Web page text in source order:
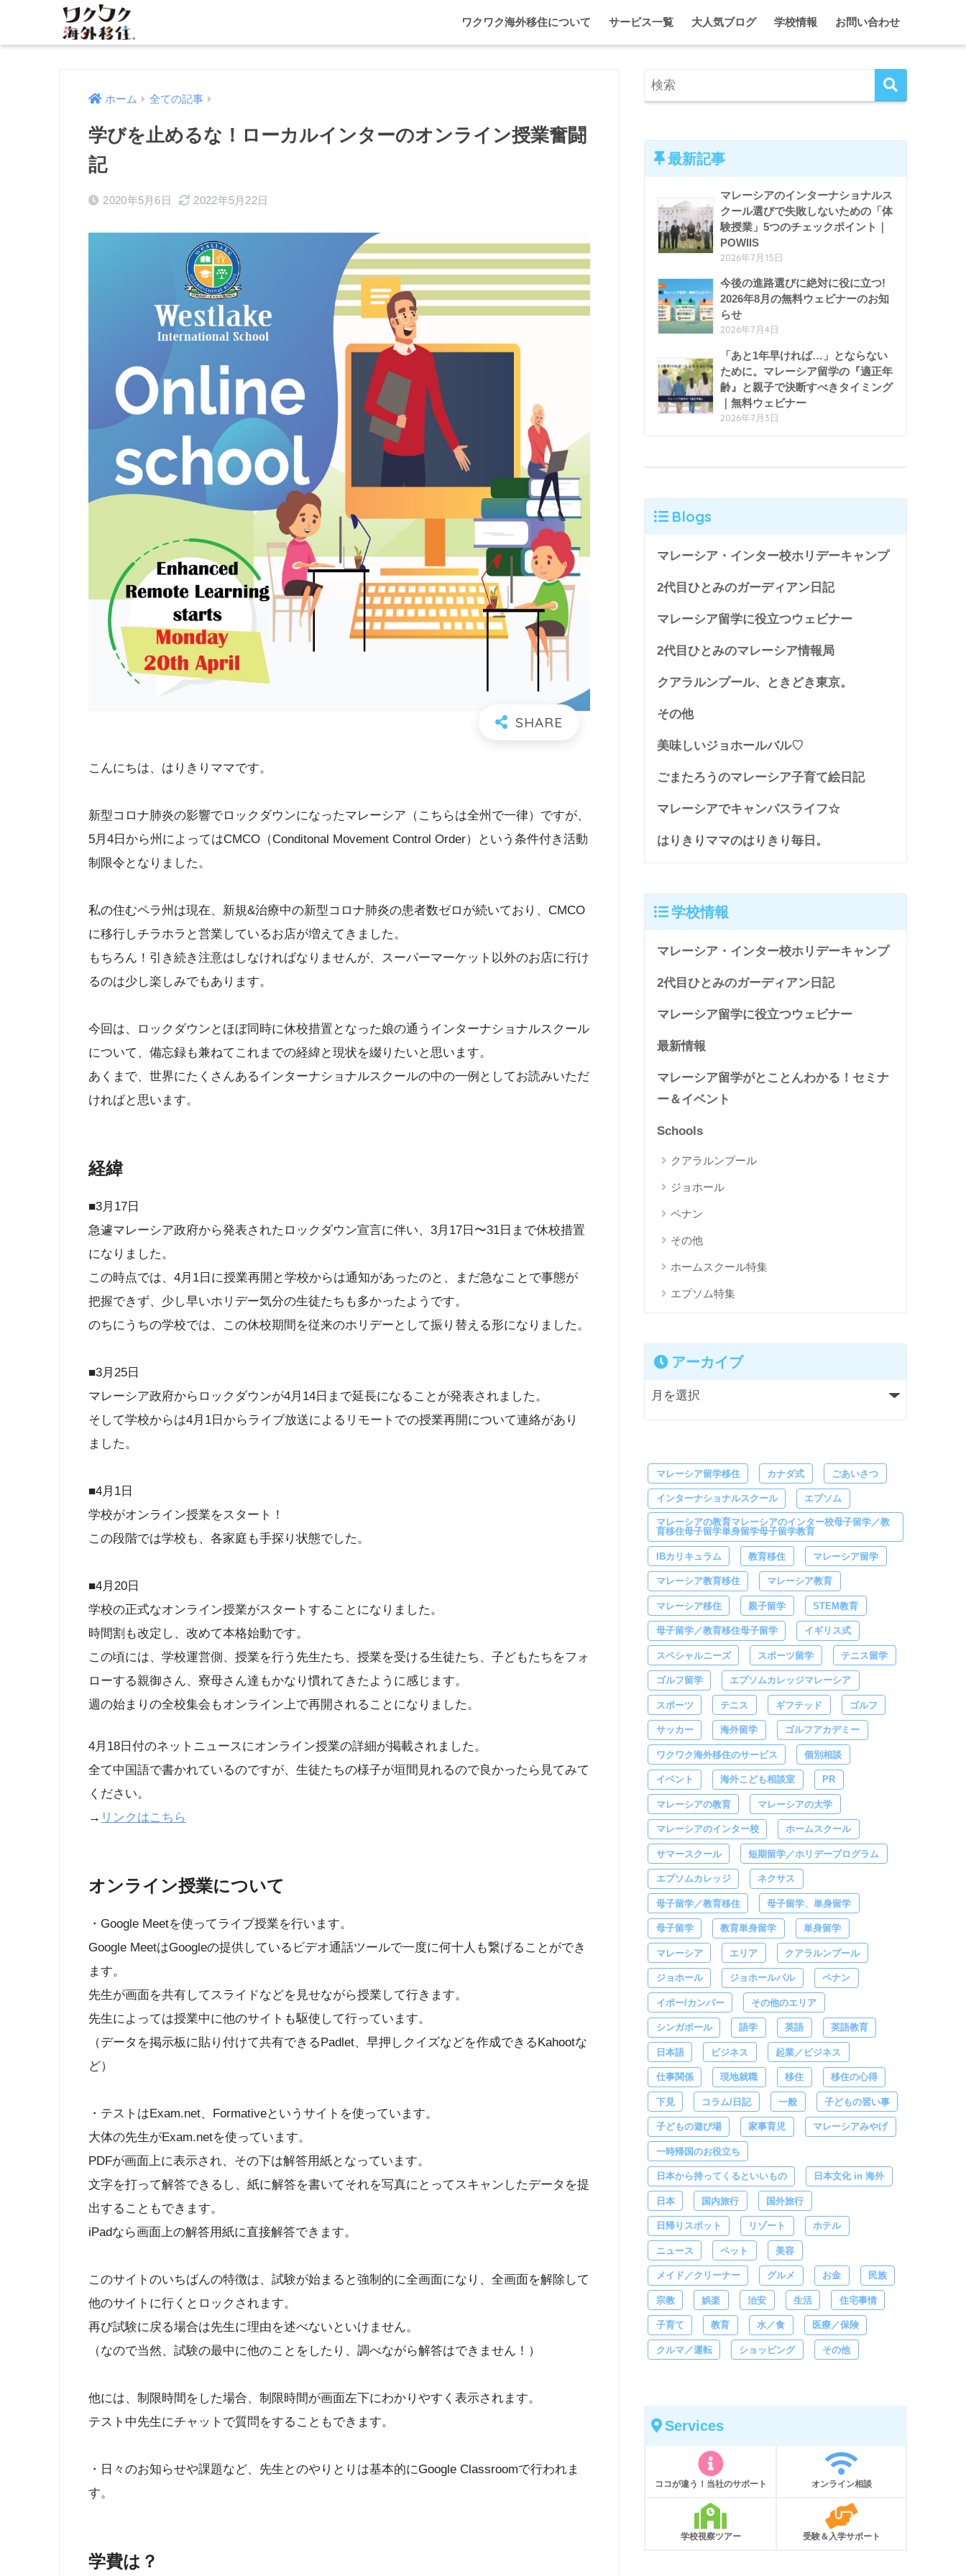
ワクワク海外移住について サービス一覧
エプソム単身留学 入学＆ガーディアンシップ
大人気ブログ 学校情報 お問い合わせ
ホーム 全ての記事
学びを止めるな！ローカルインターのオンライン授業奮闘
記
2020年5月6日 2022年5月22日
こんにちは、はりきりママです。
新型コロナ肺炎の影響でロックダウンになったマレーシア（こちらは全州で一律）ですが、
5月4日から州によってはCMCO（Conditonal Movement Control Order）という条件付き活動
制限令となりました。
私の住むペラ州は現在、新規&治療中の新型コロナ肺炎の患者数ゼロが続いており、CMCO
に移行しチラホラと営業しているお店が増えてきました。
もちろん！引き続き注意はしなければなりませんが、スーパーマーケット以外のお店に行け
るのは少し楽しみでもあります。
今回は、ロックダウンとほぼ同時に休校措置となった娘の通うインターナショナルスクール
について、備忘録も兼ねてこれまでの経緯と現状を綴りたいと思います。
あくまで、世界にたくさんあるインターナショナルスクールの中の一例としてお読みいただ
ければと思います。
経緯
■3月17日
急遽マレーシア政府から発表されたロックダウン宣言に伴い、3月17日〜31日まで休校措置
になりました。
この時点では、4月1日に授業再開と学校からは通知があったのと、まだ急なことで事態が
把握できず、少し早いホリデー気分の生徒たちも多かったようです。
のちにうちの学校では、この休校期間を従来のホリデーとして振り替える形になりました。
■3月25日
マレーシア政府からロックダウンが4月14日まで延長になることが発表されました。
そして学校からは4月1日からライブ放送によるリモートでの授業再開について連絡があり
ました。
■4月1日
学校がオンライン授業をスタート！
この段階では学校も、各家庭も手探り状態でした。
■4月20日
学校の正式なオンライン授業がスタートすることになりました。
時間割も改定し、改めて本格始動です。
この頃には、学校運営側、授業を行う先生たち、授業を受ける生徒たち、子どもたちをフォ
ローする親御さん、寮母さん達もかなり慣れてきたように感じます。
週の始まりの全校集会もオンライン上で再開されることになりました。
4月18日付のネットニュースにオンライン授業の詳細が掲載されました。
全て中国語で書かれているのですが、生徒たちの様子が垣間見れるので良かったら見てみて
ください。
→ リンクはこちら
オンライン授業について
・Google Meetを使ってライブ授業を行います。
Google MeetはGoogleの提供しているビデオ通話ツールで一度に何十人も繋げることができ
ます。
先生が画面を共有してスライドなどを見せながら授業して行きます。
先生によっては授業中に他のサイトも駆使して行っています。
（データを掲示板に貼り付けて共有できるPadlet、早押しクイズなどを作成できるKahootな
ど）
・テストはExam.net、Formativeというサイトを使っています。
大体の先生がExam.netを使っています。
PDFが画面上に表示され、その下は解答用紙となっています。
文字を打って解答できるし、紙に解答を書いてそれを写真にとってスキャンしたデータを提
出することもできます。
iPadなら画面上の解答用紙に直接解答できます。
このサイトのいちばんの特徴は、試験が始まると強制的に全画面になり、全画面を解除して
他のサイトに行くとロックされます。
再び試験に戻る場合は先生に理由を述べないといけません。
（なので当然、試験の最中に他のことをしたり、調べながら解答はできません！）
他には、制限時間をした場合、制限時間が画面左下にわかりやすく表示されます。
テスト中先生にチャットで質問をすることもできます。
・日々のお知らせや課題など、先生とのやりとりは基本的にGoogle Classroomで行われま
す。
学費は？
最新記事
マレーシアのインターナショナルス
クール選びで失敗しないための「体
験授業」5つのチェックポイント｜
POWIIS
2026年7月15日
今後の進路選びに絶対に役に立つ!
2026年8月の無料ウェビナーのお知
らせ
2026年7月4日
「あと1年早ければ…」とならない
ために。マレーシア留学の『適正年
齢』と親子で決断すべきタイミング
｜無料ウェビナー
2026年7月3日
Blogs
マレーシア・インター校ホリデーキャンプ
2代目ひとみのガーディアン日記
マレーシア留学に役立つウェビナー
2代目ひとみのマレーシア情報局
クアラルンプール、ときどき東京。
その他
美味しいジョホールバル♡
ごまたろうのマレーシア子育て絵日記
マレーシアでキャンパスライフ☆
はりきりママのはりきり毎日。
学校情報
マレーシア・インター校ホリデーキャンプ
2代目ひとみのガーディアン日記
マレーシア留学に役立つウェビナー
最新情報
マレーシア留学がとことんわかる！セミナ
ー＆イベント
Schools
クアラルンプール
ジョホール
ペナン
その他
ホームスクール特集
エプソム特集
アーカイブ
マレーシア留学移住 カナダ式 ごあいさつ
インターナショナルスクール エプソム
マレーシアの教育マレーシアのインター校母子留学／教
育移住母子留学単身留学母子留学教育
IBカリキュラム 教育移住 マレーシア留学
マレーシア教育移住 マレーシア教育
マレーシア移住 親子留学 STEM教育
母子留学／教育移住母子留学 イギリス式
スペシャルニーズ スポーツ留学 テニス留学
ゴルフ留学 エプソムカレッジマレーシア
スポーツ テニス ギフテッド ゴルフ
サッカー 海外留学 ゴルフアカデミー
ワクワク海外移住のサービス 個別相談
イベント 海外こども相談室 PR
マレーシアの教育 マレーシアの大学
マレーシアのインター校 ホームスクール
サマースクール 短期留学／ホリデープログラム
エプソムカレッジ ネクサス
母子留学／教育移住 母子留学、単身留学
母子留学 教育単身留学 単身留学
マレーシア エリア クアラルンプール
ジョホール ジョホールバル ペナン
イポー/カンパー その他のエリア
シンガポール 語学 英語 英語教育
日本語 ビジネス 起業／ビジネス
仕事関係 現地就職 移住 移住の心得
下見 コラム/日記 一般 子どもの習い事
子どもの遊び場 家事育児 マレーシアみやげ
一時帰国のお役立ち
日本から持ってくるといいもの 日本文化 in 海外
日本 国内旅行 国外旅行
日帰りスポット リゾート ホテル
ニュース ペット 美容
メイド／クリーナー グルメ お金 民族
宗教 娯楽 治安 生活 住宅事情
子育て 教育 水／食 医療／保険
クルマ／運転 ショッピング その他
Services
ココが違う！当社のサポート オンライン相談
学校視察ツアー 受験＆入学サポート